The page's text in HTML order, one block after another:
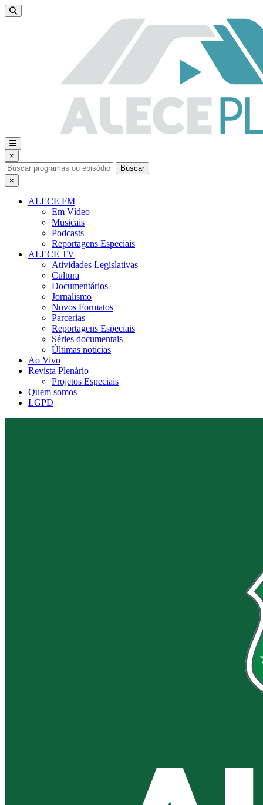
×
Buscar
×
ALECE FM
Em Vídeo
Musicais
Podcasts
Reportagens Especiais
ALECE TV
Atividades Legislativas
Cultura
Documentários
Jornalismo
Novos Formatos
Parcerias
Reportagens Especiais
Séries documentais
Últimas notícias
Ao Vivo
Revista Plenário
Projetos Especiais
Quem somos
LGPD